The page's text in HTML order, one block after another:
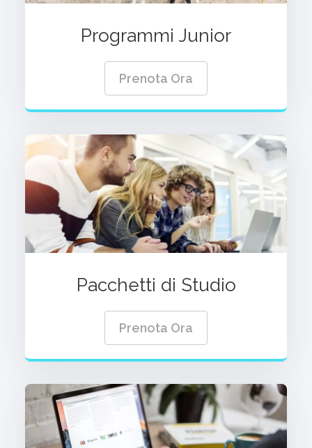
Programmi Junior
Prenota Ora
Pacchetti di Studio
Prenota Ora